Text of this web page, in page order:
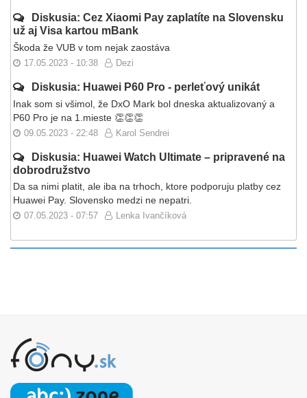
Diskusia: Cez Xiaomi Pay zaplatíte na Slovensku
už aj Visa kartou mBank
Škoda že VUB v tom nejak zaostáva
17.05.2023 - 10:38 Dezi
Diskusia: Huawei P60 Pro - perleťový unikát
Inak som si všimol, že DxO Mark bol dneska aktualizovaný a
P60 Pro je na 1.mieste 👏👏👏
09.05.2023 - 22:48 Karol Sendrei
Diskusia: Huawei Watch Ultimate – pripravené na
dobrodružstvo
Da sa nimi platit, ale iba na trhoch, ktore podporuju platby cez
Huawei Pay. Slovensko medzi ne nepatri.
07.05.2023 - 07:57 Lenka Ivančíková